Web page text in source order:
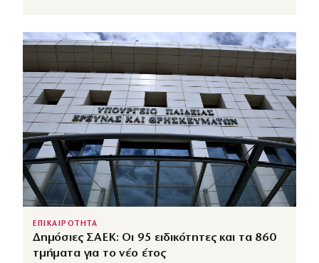
ΕΠΙΚΑΙΡΟΤΗΤΑ
Δημόσιες ΣΑΕΚ: Οι 95 ειδικότητες και τα 860
τμήματα για το νέο έτος